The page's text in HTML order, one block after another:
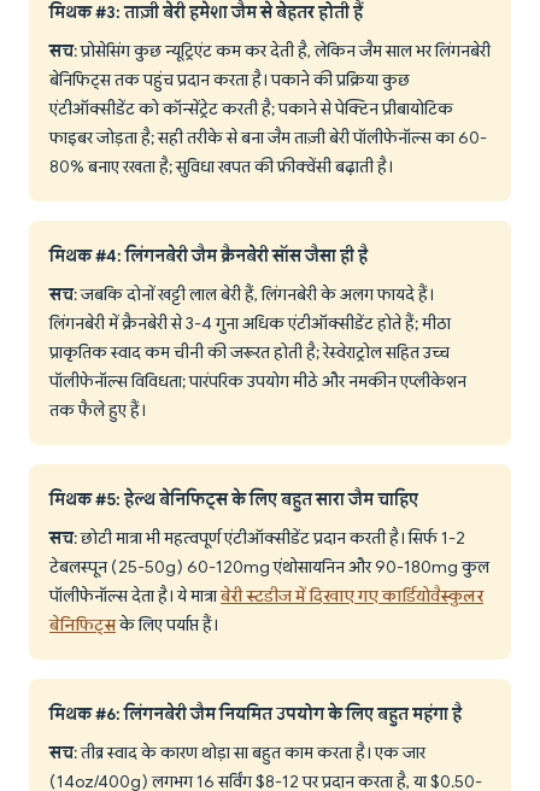
मिथक #3: ताज़ी बेरी हमेशा जैम से बेहतर होती हैं
सच: प्रोसेसिंग कुछ न्यूट्रिएंट कम कर देती है, लेकिन जैम साल भर लिंगनबेरी
बेनिफिट्स तक पहुंच प्रदान करता है। पकाने की प्रक्रिया कुछ
एंटीऑक्सीडेंट को कॉन्सेंट्रेट करती है; पकाने से पेक्टिन प्रीबायोटिक
फाइबर जोड़ता है; सही तरीके से बना जैम ताज़ी बेरी पॉलीफेनॉल्स का 60-
80% बनाए रखता है; सुविधा खपत की फ्रीक्वेंसी बढ़ाती है।
मिथक #4: लिंगनबेरी जैम क्रैनबेरी सॉस जैसा ही है
सच: जबकि दोनों खट्टी लाल बेरी हैं, लिंगनबेरी के अलग फायदे हैं।
लिंगनबेरी में क्रैनबेरी से 3-4 गुना अधिक एंटीऑक्सीडेंट होते हैं; मीठा
प्राकृतिक स्वाद कम चीनी की जरूरत होती है; रेस्वेराट्रोल सहित उच्च
पॉलीफेनॉल्स विविधता; पारंपरिक उपयोग मीठे और नमकीन एप्लीकेशन
तक फैले हुए हैं।
मिथक #5: हेल्थ बेनिफिट्स के लिए बहुत सारा जैम चाहिए
सच: छोटी मात्रा भी महत्वपूर्ण एंटीऑक्सीडेंट प्रदान करती है। सिर्फ 1-2
टेबलस्पून (25-50g) 60-120mg एंथोसायनिन और 90-180mg कुल
पॉलीफेनॉल्स देता है। ये मात्राबेरी स्टडीज में दिखाए गए कार्डियोवैस्कुलर
बेनिफिट्सके लिए पर्याप्त हैं।
मिथक #6: लिंगनबेरी जैम नियमित उपयोग के लिए बहुत महंगा है
सच: तीव्र स्वाद के कारण थोड़ा सा बहुत काम करता है। एक जार
(14oz/400g) लगभग 16 सर्विंग $8-12 पर प्रदान करता है, या $0.50-